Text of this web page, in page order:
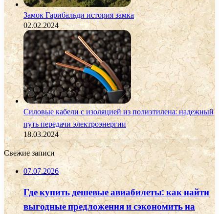
Замок Гарибальди история замка
02.02.2024
Силовые кабели с изоляцией из полиэтилена: надежный
путь передачи электроэнергии
18.03.2024
Свежие записи
07.07.2026
Где купить дешевые авиабилеты: как найти
выгодные предложения и сэкономить на